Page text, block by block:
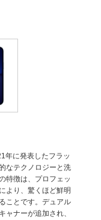
年に発表したフラッ
なテクノロジーと洗
特徴は、プロフェッ
より、驚くほど鮮明
ことです。デュアル
ャナーが追加され、